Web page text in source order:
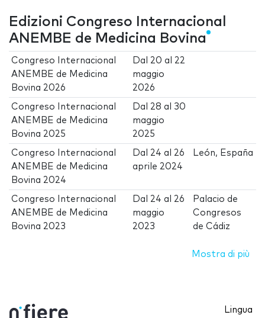
Edizioni Congreso Internacional
ANEMBE de Medicina Bovina
Congreso Internacional
ANEMBE de Medicina
Bovina 2026
Dal 20 al 22
maggio
2026
Congreso Internacional
ANEMBE de Medicina
Bovina 2025
Dal 28 al 30
maggio
2025
Congreso Internacional
ANEMBE de Medicina
Bovina 2024
Dal 24 al 26
aprile 2024
León, España
Congreso Internacional
ANEMBE de Medicina
Bovina 2023
Dal 24 al 26
maggio
2023
Palacio de
Congresos
de Cádiz
Mostra di più
Lingua